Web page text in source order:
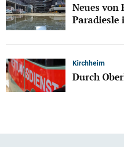
Neues von
Paradiesle
Kirchheim
Durch